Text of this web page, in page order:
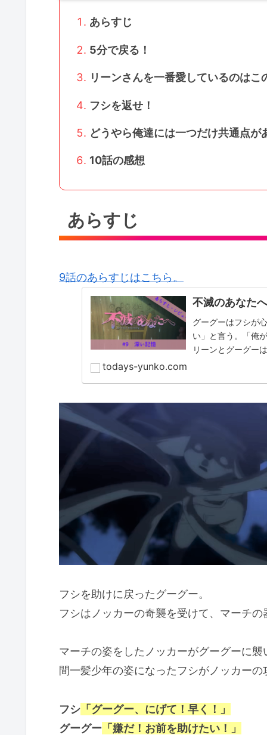
あらすじ
5分で戻る！
リーンさんを一番愛しているのはこ
フシを返せ！
どうやら俺達には一つだけ共通点が
10話の感想
あらすじ
9話のあらすじはこちら。
不滅のあなた
グーグーはフシが
い」と言う。「俺
リーンとグーグー
todays-yunko.com
フシを助けに戻ったグーグー。
フシはノッカーの奇襲を受けて、マーチ
マーチの姿をしたノッカーがグーグーに襲
間一髪少年の姿になったフシがノッカー
フシ 「グーグー、にげて！早く！」
グーグー 「嫌だ！お前を助けたい！」